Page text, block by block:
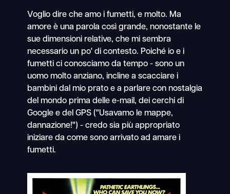
Voglio dire che amo i fumetti, e molto. Ma
amore è una parola così grande, nonostante le
sue dimensioni relative, che mi sembra
necessario un po' di contesto. Poiché io e i
fumetti ci conosciamo da tempo - sono un
uomo molto anziano, incline a scacciare i
bambini dal mio prato e a parlare con nostalgia
del mondo prima delle e-mail, dei cerchi di
Google e del GPS ("Usavamo le mappe,
dannazione!") - credo sia più appropriato
iniziare da come sono arrivato ad amare i
fumetti.